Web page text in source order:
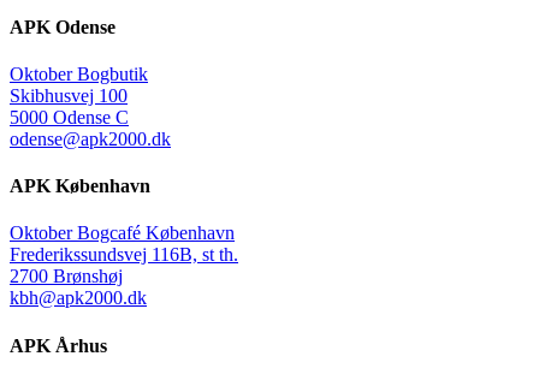
APK Odense
Oktober Bogbutik
Skibhusvej 100
5000 Odense C
odense@apk2000.dk
APK København
Oktober Bogcafé København
Frederikssundsvej 116B, st th.
2700 Brønshøj
kbh@apk2000.dk
APK Århus